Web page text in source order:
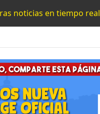
noticias en tiempo real